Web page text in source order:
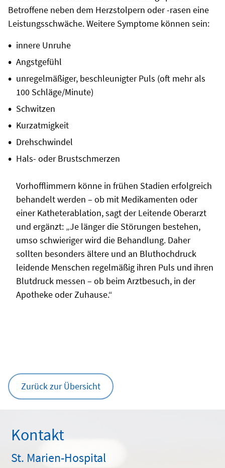
Betroffene neben dem Herzstolpern oder -rasen eine
Leistungsschwäche. Weitere Symptome können sein:
innere Unruhe
Angstgefühl
unregelmäßiger, beschleunigter Puls (oft mehr als
100 Schläge/Minute)
Schwitzen
Kurzatmigkeit
Drehschwindel
Hals- oder Brustschmerzen
Vorhofflimmern könne in frühen Stadien erfolgreich
behandelt werden – ob mit Medikamenten oder
einer Katheterablation, sagt der Leitende Oberarzt
und ergänzt: „Je länger die Störungen bestehen,
umso schwieriger wird die Behandlung. Daher
sollten besonders ältere und an Bluthochdruck
leidende Menschen regelmäßig ihren Puls und ihren
Blutdruck messen – ob beim Arztbesuch, in der
Apotheke oder Zuhause.“
Zurück zur Übersicht
Kontakt
St. Marien-Hospital